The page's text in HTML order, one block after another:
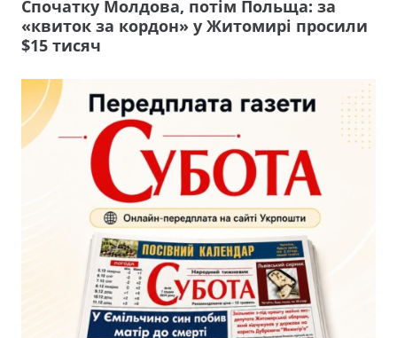
Спочатку Молдова, потім Польща: за
«квиток за кордон» у Житомирі просили
$15 тисяч